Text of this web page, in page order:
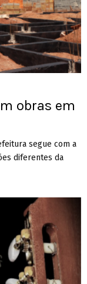
obras em
segue com a
diferentes da